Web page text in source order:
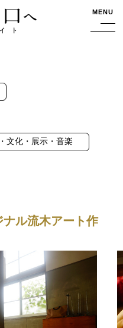
サイト MENU
ル流木アート作
文化・展示・音楽